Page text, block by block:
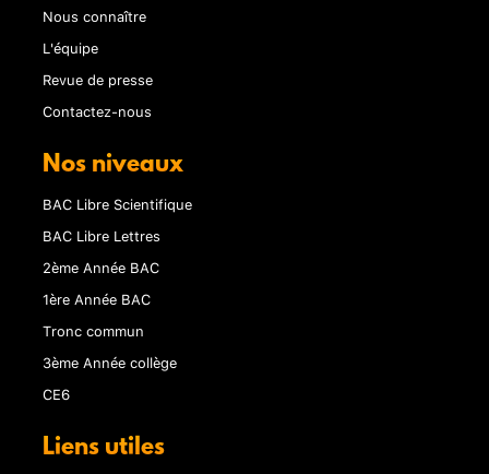
Nous connaître
L'équipe
Revue de presse
Contactez-nous
Nos niveaux
BAC Libre Scientifique
BAC Libre Lettres
2ème Année BAC
1ère Année BAC
Tronc commun
3ème Année collège
CE6
Liens utiles